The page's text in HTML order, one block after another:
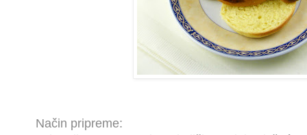
Način pripreme: